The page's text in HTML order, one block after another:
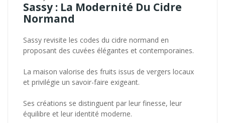
Sassy : La Modernité Du Cidre
Normand
Sassy revisite les codes du cidre normand en
proposant des cuvées élégantes et contemporaines.
La maison valorise des fruits issus de vergers locaux
et privilégie un savoir-faire exigeant.
Ses créations se distinguent par leur finesse, leur
équilibre et leur identité moderne.